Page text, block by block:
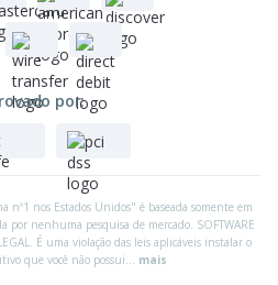
por:
nº1 nos Estados Unidos" é baseada somente em
por nenhuma pesquisa de mercado. SOFTWARE
É uma violação das leis aplicáveis instalar o
que você não possui... mais